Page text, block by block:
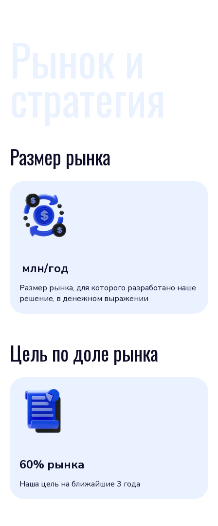
Размер рынка
млн/год
Размер рынка, для которого разработано наше
решение, в денежном выражении
Цель по доле рынка
60% рынка
Наша цель на ближайшие 3 года